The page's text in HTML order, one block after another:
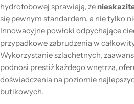
hydrofobowej sprawiają, że
się pewnym standardem, a nie tylko
Innowacyjne powłoki odpychające
przypadkowe zabrudzenia w
Wykorzystanie szlachetnych,
podnosi prestiż każdego wnętrza,
doświadczenia na poziomie
butikowych.